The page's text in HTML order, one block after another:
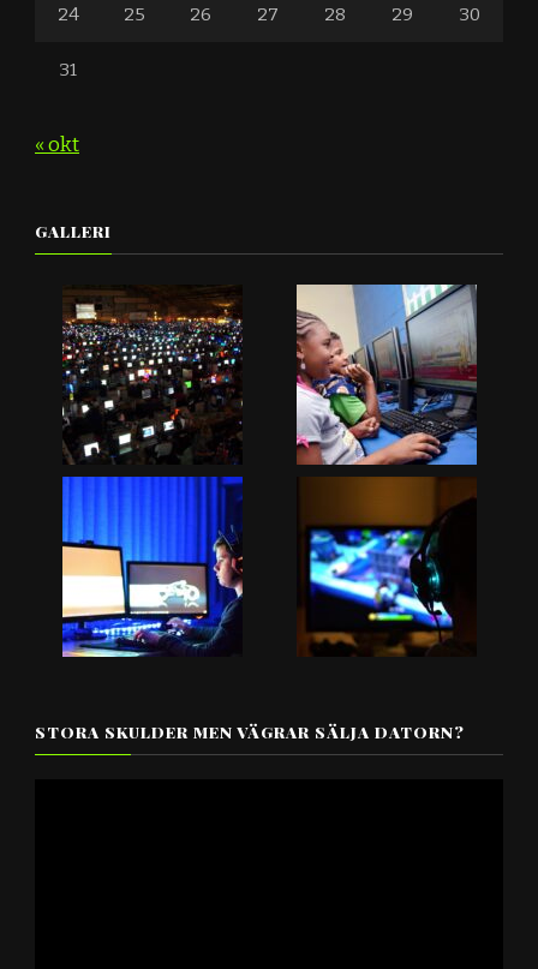
24 25 26 27 28 29 30
31
« okt
GALLERI
STORA SKULDER MEN VÄGRAR SÄLJA DATORN?